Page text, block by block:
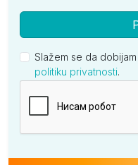
Slažem se da
politiku privatnosti.